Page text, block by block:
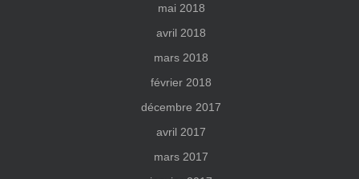
mai 2018
avril 2018
mars 2018
février 2018
décembre 2017
avril 2017
mars 2017